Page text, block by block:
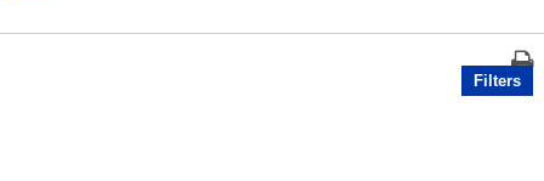
Filters